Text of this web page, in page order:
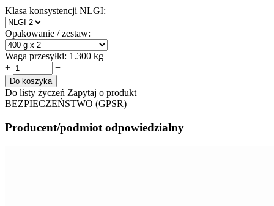
Klasa konsystencji NLGI:
Opakowanie / zestaw:
Waga przesyłki: 1.300 kg
+
−
Do koszyka
Do listy życzeń Zapytaj o produkt
BEZPIECZEŃSTWO (GPSR)
Producent/podmiot odpowiedzialny